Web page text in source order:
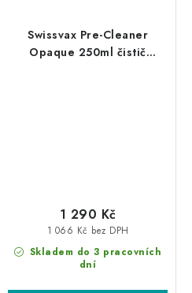
Swissvax Pre-Cleaner
Opaque 250ml čistič
Skladem do 3 pracovních
dní
1 066 Kč bez DPH
1 290 Kč